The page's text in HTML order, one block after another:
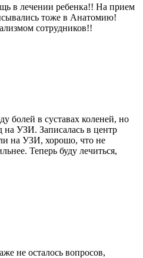
в лечении ребенка!! На прием
тоже в Анатомию!
сотрудников!!
болей в суставах коленей, но
на УЗИ. Записалась в центр
на УЗИ, хорошо, что не
Теперь буду лечиться,
не осталось вопросов,